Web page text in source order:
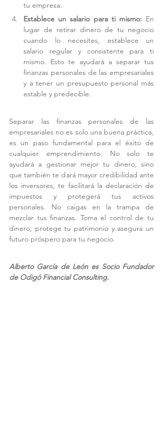
tu empresa.
Establece un salario para ti mismo: En
lugar de retirar dinero de tu negocio
cuando lo necesites, establece un
salario regular y consistente para ti
mismo. Esto te ayudará a separar tus
finanzas personales de las empresariales
y a tener un presupuesto personal más
estable y predecible.
Separar las finanzas personales de las
empresariales no es solo una buena práctica,
es un paso fundamental para el éxito de
cualquier emprendimiento. No solo te
ayudará a gestionar mejor tu dinero, sino
que también te dará mayor credibilidad ante
los inversores, te facilitará la declaración de
impuestos y protegerá tus activos
personales. No caigas en la trampa de
mezclar tus finanzas. Toma el control de tu
dinero, protege tu patrimonio y asegura un
futuro próspero para tu negocio.
Alberto García de León es Socio Fundador
de Odigó Financial Consulting.